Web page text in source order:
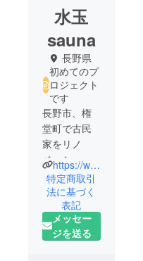
水玉
sauna
長野県
初めてのプ
ロジェクト
です
長野市、権
堂町で古民
家をリノ
ベーション
したカフェ
【polka dot
cafe】を営ん
でおります
山田大輔と
https://www.instagram.com/polka.cafe2390/
特定商取引
法に基づく
表記
メッセー
ジを送る